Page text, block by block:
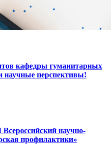
кафедры гуманитарных
научные перспективы!
научно-
профилактики»